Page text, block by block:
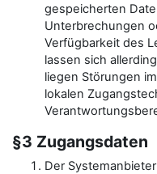
gespeicherten
Unterbrechungen
Verfügbarkeit des
lassen sich
liegen Störungen
lokalen
§3 Zugangsdaten
Der